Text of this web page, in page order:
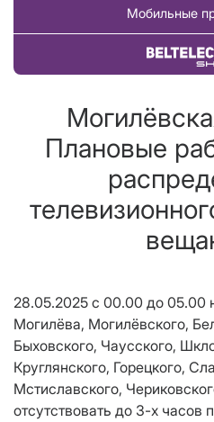
Мобильные
Купить
Плановые
28.05.2025 с 00.00 до 05.00
Могилёва, Могилёвского,
Быховского, Чаусского,
Круглянского, Горецкого,
Мстиславского,
отсутствовать до 3-х